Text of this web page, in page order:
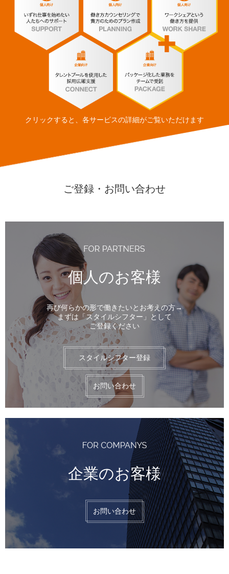
クリックすると、各サービスの詳細がご覧いただけます
ご登録・お問い合わせ
個人のお客様
再び何らかの形で働きたいとお考えの方→
まずは「スタイルシフター」として
ご登録ください
スタイルシフター登録
お問い合わせ
企業のお客様
お問い合わせ